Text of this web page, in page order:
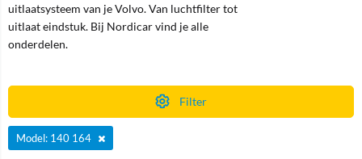
uitlaatsysteem van je Volvo. Van luchtfilter tot
uitlaat eindstuk. Bij Nordicar vind je alle
onderdelen.
Filter
Model: 140 164